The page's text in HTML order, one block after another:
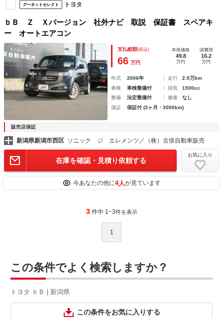
グーネットセレクト トヨタ
ｂＢ Ｚ Ｘバージョン 社外ナビ 取説 保証書 スペアキ
ー オートエアコン
支払総額(税込)
66 万円
本体価格
49.8
万円
諸費用
16.2
万円
年式 2006年 走行
2.0万km
車検
車検整備付 排気
1500cc
整備
法定整備付 修復
なし
保証
保証付 (3ヶ月・3000km)
販売店保証
新潟県新潟市西区 ソニック ジ エレメンツ／（株）古俣自動車販売
在庫を確認・見積り依頼する
お気に入り
今あなたの他に4人が見ています
3 件中 1~3件を表示
1
この条件でよく検索しますか？
トヨタ ｂＢ | 新潟県
この条件をお気に入りする